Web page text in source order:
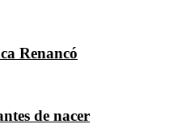
Renancó
de nacer